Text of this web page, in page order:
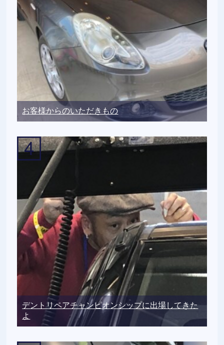
お客様からのいただきもの
デントリペアチャンピオンシップに出場してきた
よ